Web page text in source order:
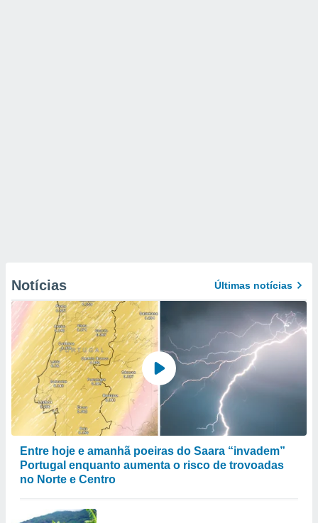
Notícias Últimas notícias
Entre hoje e amanhã poeiras do Saara “invadem”
Portugal enquanto aumenta o risco de trovoadas
no Norte e Centro